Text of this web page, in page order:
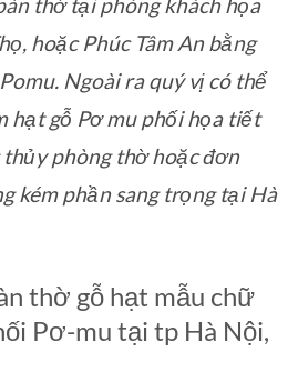
hoặc Phúc Tâm An bằng
Ngoài ra quý vị có thể
hạt gỗ Pơ mu phối họa tiết
thủy phòng thờ hoặc đơn
kém phần sang trọng tại Hà
thờ gỗ hạt mẫu chữ
Pơ-mu tại tp Hà Nội,